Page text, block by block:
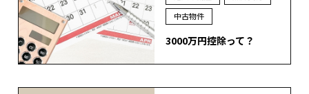
中古物件
3000万円控除って？